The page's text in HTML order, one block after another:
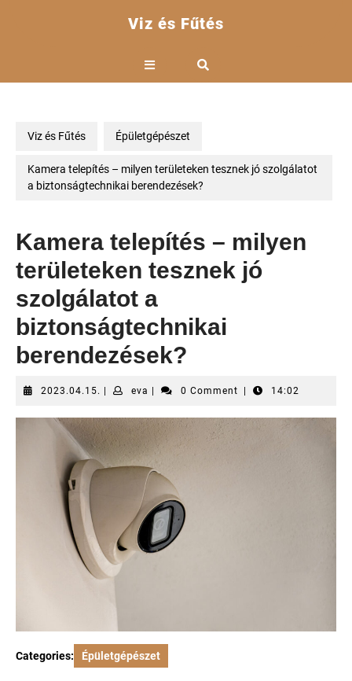
Viz és Fűtés
Open
Viz és Fűtés Épületgépészet
Kamera telepítés – milyen területeken tesznek jó szolgálatot
a biztonságtechnikai berendezések?
Kamera telepítés – milyen
területeken tesznek jó
szolgálatot a
biztonságtechnikai
berendezések?
2023.04.15. 2023.04.15.
eva eva 0 Comment 14:02
Categories: Épületgépészet